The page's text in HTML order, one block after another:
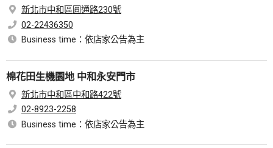
新北市中和區圓通路230號
02-22436350
Business time：依店家公告為主
棉花田生機園地 中和永安門市
新北市中和區中和路422號
02-8923-2258
Business time：依店家公告為主